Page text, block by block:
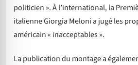
politicien ». À l’international, la
italienne Giorgia Meloni a jugé les
américain « inacceptables ».
La publication du montage a